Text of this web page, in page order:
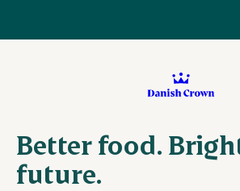
Better food.
future.